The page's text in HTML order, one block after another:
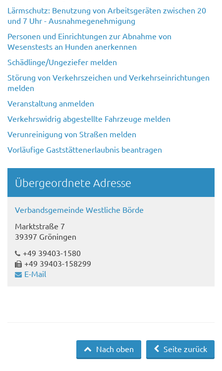
Lärmschutz: Benutzung von Arbeitsgeräten zwischen 20
und 7 Uhr - Ausnahmegenehmigung
Personen und Einrichtungen zur Abnahme von
Wesenstests an Hunden anerkennen
Schädlinge/Ungeziefer melden
Störung von Verkehrszeichen und Verkehrseinrichtungen
melden
Veranstaltung anmelden
Verkehrswidrig abgestellte Fahrzeuge melden
Verunreinigung von Straßen melden
Vorläufige Gaststättenerlaubnis beantragen
Übergeordnete Adresse
Verbandsgemeinde Westliche Börde
Marktstraße 7
39397 Gröningen
+49 39403-1580
+49 39403-158299
E-Mail
Seite zurück
Nach oben